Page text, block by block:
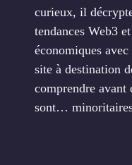
curieux, il
tendances Web3
économiques
site à destination
comprendre avant
sont…